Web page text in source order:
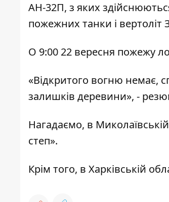
АН-32П, з яких
пожежних танки і
О 9:00 22 вересня пожежу
«Відкритого вогню немає,
залишків деревини», -
Нагадаємо, в Миколаївській
степ».
Крім того, в Харківській